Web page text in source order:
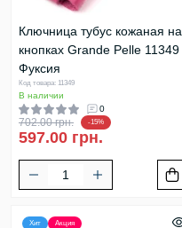
Ключница тубус кожаная на
кнопках Grande Pelle 11349
Фуксия
Код товара: 11349
В наличии
0
702.00 грн. -15%
597.00 грн.
Хит Акция